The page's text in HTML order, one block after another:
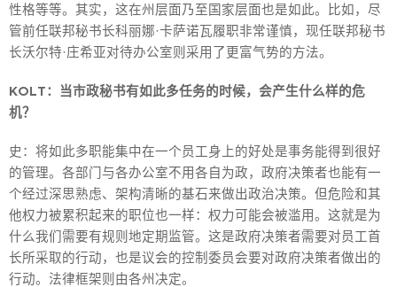
性格等等。其实，这在州层面乃至国家层面也是如此。比如，尽
管前任联邦秘书长科丽娜·卡萨诺瓦履职非常谨慎，现任联邦秘书
长沃尔特·庄希亚对待办公室则采用了更富气势的方法。
KOLT：当市政秘书有如此多任务的时候，会产生什么样的危
机？
史：将如此多职能集中在一个员工身上的好处是事务能得到很好
的管理。各部门与各办公室不用各自为政，政府决策者也能有一
个经过深思熟虑、架构清晰的基石来做出政治决策。但危险和其
他权力被累积起来的职位也一样：权力可能会被滥用。这就是为
什么我们需要有规则地定期监管。这是政府决策者需要对员工首
长所采取的行动，也是议会的控制委员会要对政府决策者做出的
行动。法律框架则由各州决定。